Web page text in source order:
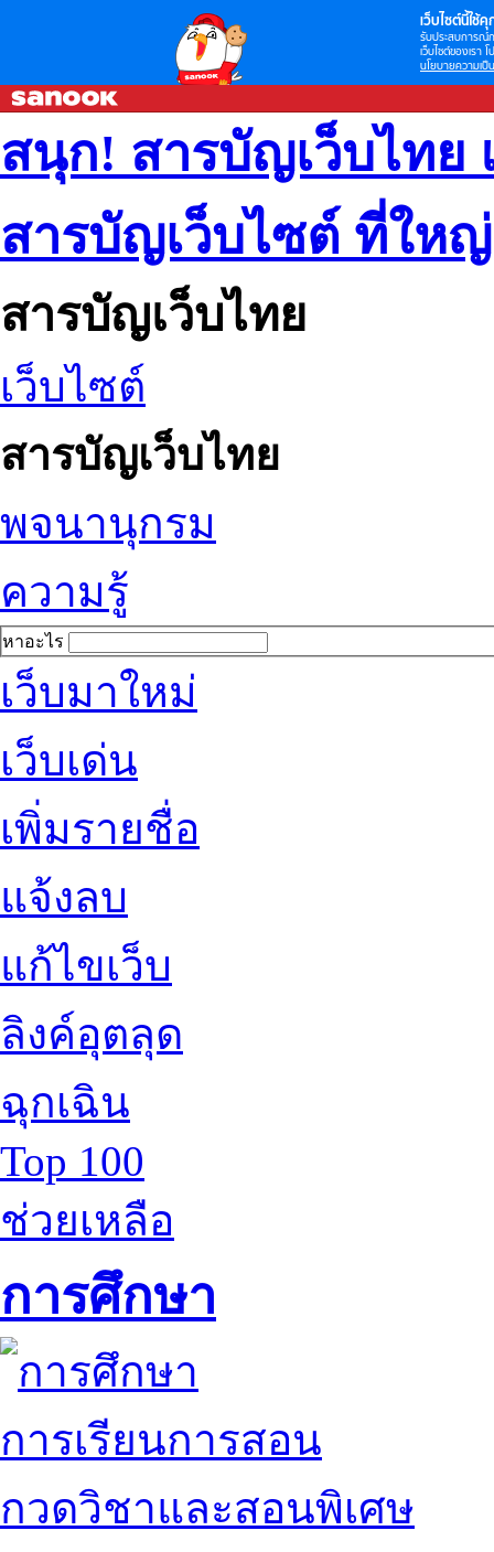
เว็บไซต์นี้ใช้คุ
รับประสบการณ์
เว็บไซต์ของเรา
นโยบายความเป็
สนุก! สารบัญเว็บไทย
สารบัญเว็บไซต์ ที่ให
สารบัญเว็บไทย
เว็บไซต์
สารบัญเว็บไทย
พจนานุกรม
ความรู้
หาอะไร
เว็บมาใหม่
เว็บเด่น
เพิ่มรายชื่อ
แจ้งลบ
แก้ไขเว็บ
ลิงค์อุตลุด
ฉุกเฉิน
Top 100
ช่วยเหลือ
การศึกษา
การเรียนการสอน
กวดวิชาและสอนพิเศษ